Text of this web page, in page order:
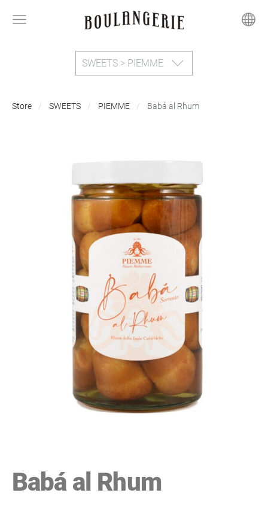
SWEETS > PIEMME
Store SWEETS PIEMME Babá al Rhum
Babá al Rhum